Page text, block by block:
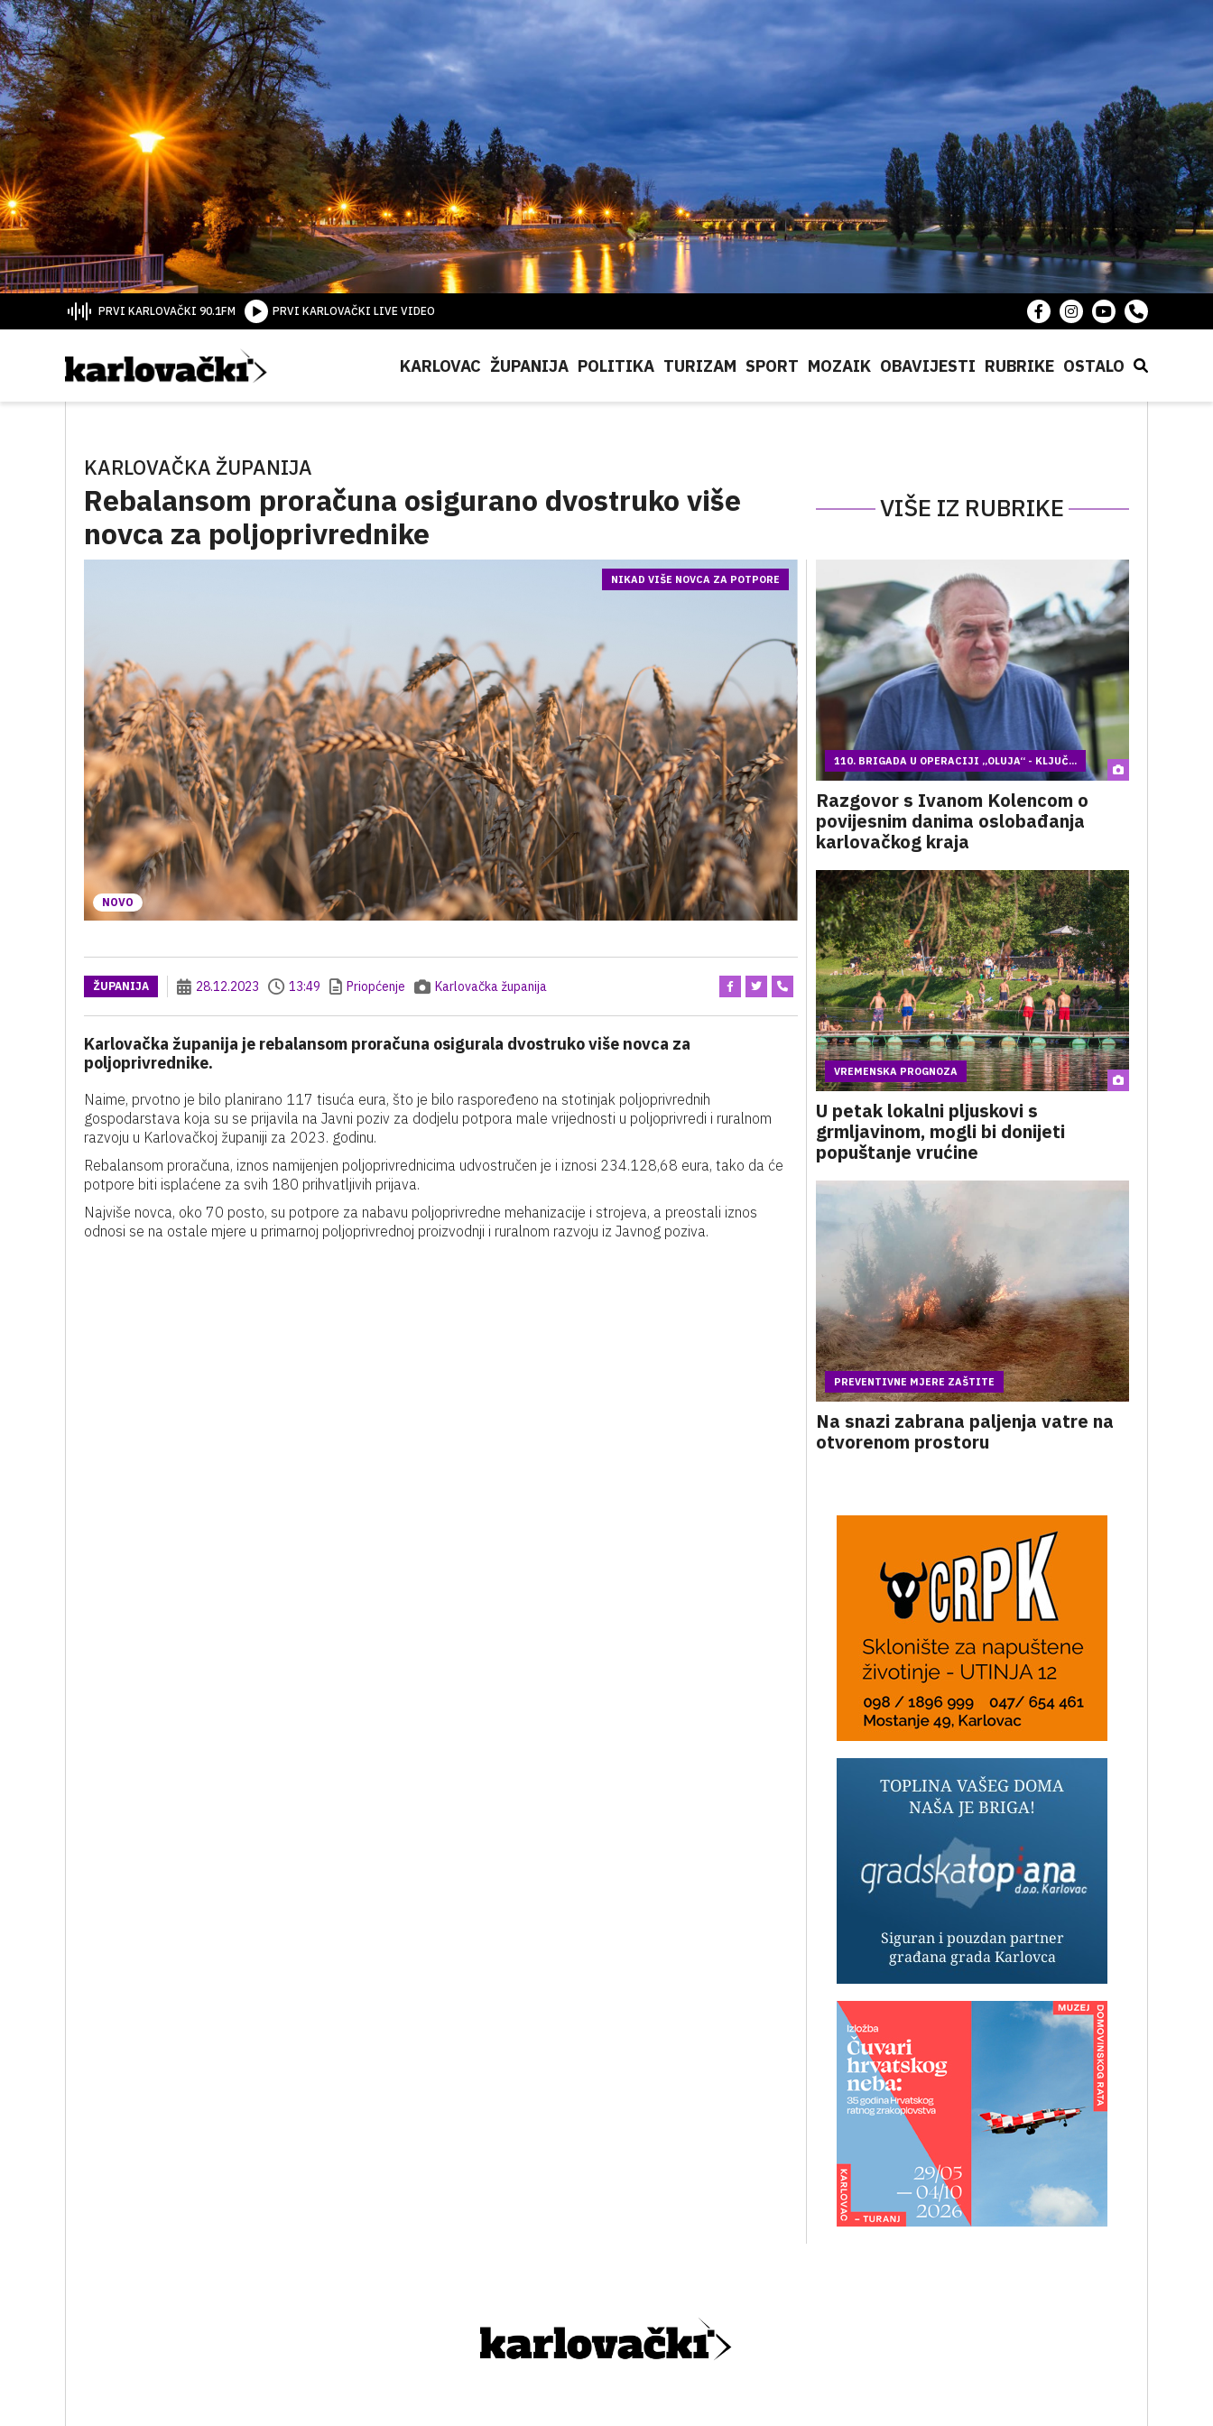
PRVI KARLOVAČKI 90.1FM PRVI KARLOVAČKI LIVE VIDEO
KARLOVAC ŽUPANIJA POLITIKA TURIZAM SPORT MOZAIK OBAVIJESTI RUBRIKE OSTALO
KARLOVAČKA ŽUPANIJA
Rebalansom proračuna osigurano dvostruko više
novca za poljoprivrednike
VIŠE IZ RUBRIKE
NOVO
NIKAD VIŠE NOVCA ZA POTPORE
ŽUPANIJA 28.12.2023 13:49 Priopćenje Karlovačka županija
Karlovačka županija je rebalansom proračuna osigurala dvostruko više novca za
poljoprivrednike.
Naime, prvotno je bilo planirano 117 tisuća eura, što je bilo raspoređeno na stotinjak poljoprivrednih
gospodarstava koja su se prijavila na Javni poziv za dodjelu potpora male vrijednosti u poljoprivredi i ruralnom
razvoju u Karlovačkoj županiji za 2023. godinu.
Rebalansom proračuna, iznos namijenjen poljoprivrednicima udvostručen je i iznosi 234.128,68 eura, tako da će
potpore biti isplaćene za svih 180 prihvatljivih prijava.
Najviše novca, oko 70 posto, su potpore za nabavu poljoprivredne mehanizacije i strojeva, a preostali iznos
odnosi se na ostale mjere u primarnoj poljoprivrednoj proizvodnji i ruralnom razvoju iz Javnog poziva.
110. BRIGADA U OPERACIJI „OLUJA“ - KLJUČ...
Razgovor s Ivanom Kolencom o
povijesnim danima oslobađanja
karlovačkog kraja
VREMENSKA PROGNOZA
U petak lokalni pljuskovi s
grmljavinom, mogli bi donijeti
popuštanje vrućine
PREVENTIVNE MJERE ZAŠTITE
Na snazi zabrana paljenja vatre na
otvorenom prostoru